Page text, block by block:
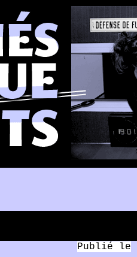
Publié le